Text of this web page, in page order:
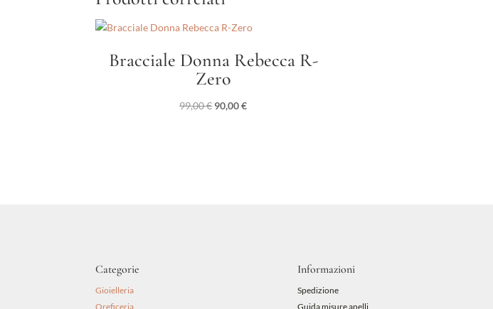
Bracciale Donna Rebecca R-
Zero
99,00€ Il
90,00€Il
Categorie
Gioielleria
Oreficeria
Informazioni
Spedizione
Guida misure anelli